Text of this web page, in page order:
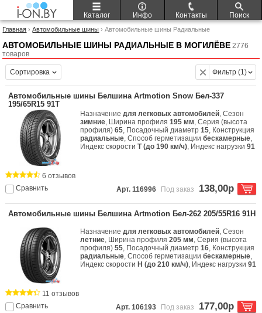
Каталог Инфо Контакты Поиск
Главная ›Автомобильные шины › Автомобильные шины Радиальные
АВТОМОБИЛЬНЫЕ ШИНЫ РАДИАЛЬНЫЕ В МОГИЛЁВЕ 2776
товаров
Сортировка Фильтр (1)
Автомобильные шины Белшина Artmotion Snow Бел-337
195/65R15 91T
Назначениедля легковых автомобилей, Сезон
зимние, Ширина профиля195 мм, Серия (высота
профиля)65, Посадочный диаметр15, Конструкция
радиальные, Способ герметизациибескамерные,
Индекс скоростиT (до 190 км/ч), Индекс нагрузки91
Сравнить
6 отзывов
Арт. 116996
Под заказ 138,00р
Автомобильные шины Белшина Artmotion Бел-262 205/55R16 91H
Назначениедля легковых автомобилей, Сезон
летние, Ширина профиля205 мм, Серия (высота
профиля)55, Посадочный диаметр16, Конструкция
радиальные, Способ герметизациибескамерные,
Индекс скорости H (до 210 км/ч), Индекс нагрузки91
Сравнить
11 отзывов
Арт. 106193
Под заказ 177,00р